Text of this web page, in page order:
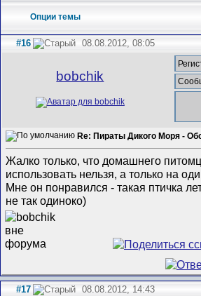
Опции темы
#16 08.08.2012, 08:05
bobchik
Re: Пираты Дикого Моря -
Жалко только, что домашнего
использовать нельзя, а только на
Мне он понравился - такая птичка
не так одиноко)
#17 08.08.2012, 14:43